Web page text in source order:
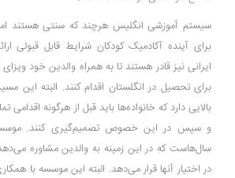
سیستم آموزشی انگلیس هرچند که سنتی هستند
برای آینده آکادمیک کودکان شرایط قابل قبولی
ایرانی نیز قادر هستند تا به همراه والدین خود
برای تحصیل در انگلستان اقدام کنند. البته این
بالایی دارد که خانواده‌ها باید قبل از هرگونه اقدامی
و سپس در این خصوص تصمیم‌گیری کنند.
سال‌هاست که در این زمینه به والدین مشاوره می‌دهد
در اختیار آنها قرار می‌دهد. البته این موسسه با